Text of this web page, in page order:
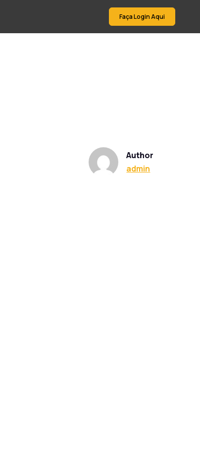
Faça Login Aqui
Author
admin